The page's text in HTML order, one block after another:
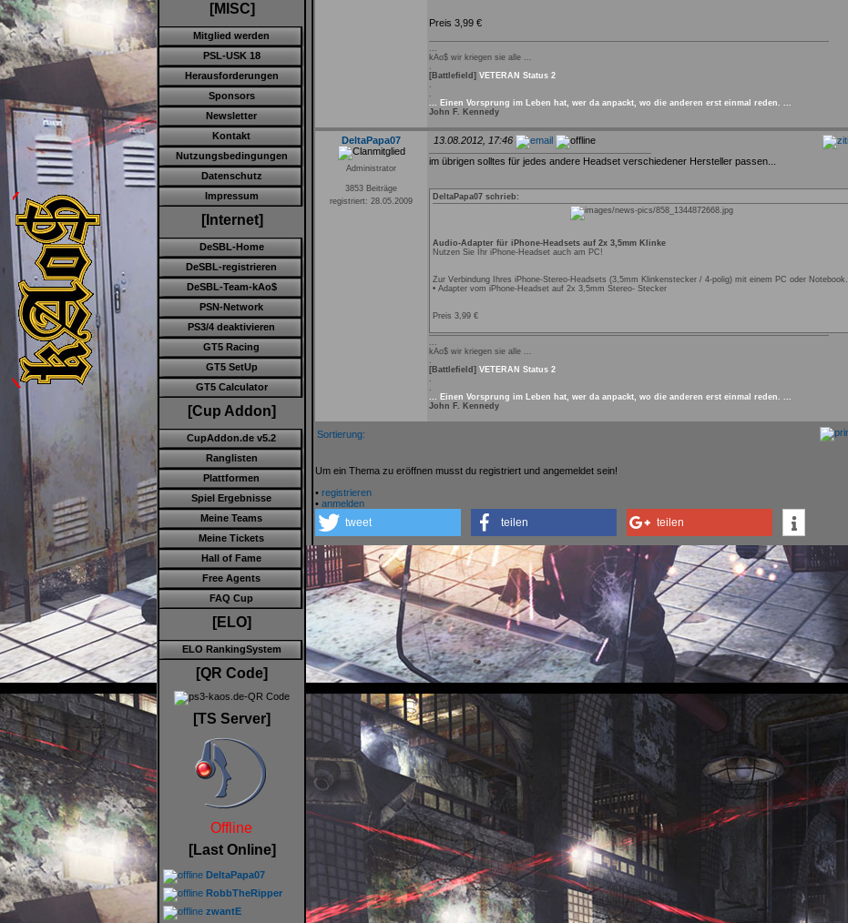
[MISC]
Mitglied werden
PSL-USK 18
Herausforderungen
Sponsors
Newsletter
Kontakt
Nutzungsbedingungen
Datenschutz
Impressum
[Internet]
DeSBL-Home
DeSBL-registrieren
DeSBL-Team-kAo$
PSN-Network
PS3/4 deaktivieren
GT5 Racing
GT5 SetUp
GT5 Calculator
[Cup Addon]
CupAddon.de v5.2
Ranglisten
Plattformen
Spiel Ergebnisse
Meine Teams
Meine Tickets
Hall of Fame
Free Agents
FAQ Cup
[ELO]
ELO RankingSystem
[QR Code]
[TS Server]
Offline
[Last Online]
DeltaPapa07
RobbTheRipper
zwantE
Preis 3,99 €
...
kAo$ wir kriegen sie alle ...
.
[Battlefield] VETERAN Status 2
.
.
... Einen Vorsprung im Leben hat, wer da anpackt, wo die anderen erst einmal reden. ...
John F. Kennedy
DeltaPapa07
Administrator
3853 Beiträge
registriert: 28.05.2009
13.08.2012, 17:46
im übrigen solltes für jedes andere Headset verschiedener Hersteller passen...
DeltaPapa07 schrieb:
Audio-Adapter für iPhone-Headsets auf 2x 3,5mm Klinke
Nutzen Sie Ihr iPhone-Headset auch am PC!
Zur Verbindung Ihres iPhone-Stereo-Headsets (3,5mm Klinkenstecker / 4-polig) mit einem PC oder Notebook.
• Adapter vom iPhone-Headset auf 2x 3,5mm Stereo- Stecker
Preis 3,99 €
...
kAo$ wir kriegen sie alle ...
.
[Battlefield] VETERAN Status 2
.
.
... Einen Vorsprung im Leben hat, wer da anpackt, wo die anderen erst einmal reden. ...
John F. Kennedy
Sortierung:
Um ein Thema zu eröffnen musst du registriert und angemeldet sein!
• registrieren
• anmelden
tweet teilen teilen